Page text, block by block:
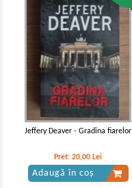
Jeffery Deaver - Gradina fiarelor
Pret:20,00 Lei
Adaugă în coș